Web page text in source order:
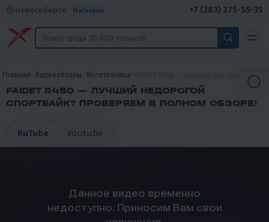
Новосибирск Магазины +7 (383) 375-55-35
Главная Видеообзоры Мототехника FAIDET R450 — лучший недорогой
FAIDET R450 — ЛУЧШИЙ НЕДОРОГОЙ
СПОРТБАЙК? ПРОВЕРЯЕМ В ПОЛНОМ ОБЗОРЕ!
RuTube Youtube